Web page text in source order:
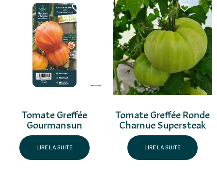
Tomate Greffée
Gourmansun
LIRE LA SUITE
Tomate Greffée Ronde
Charnue Supersteak
LIRE LA SUITE